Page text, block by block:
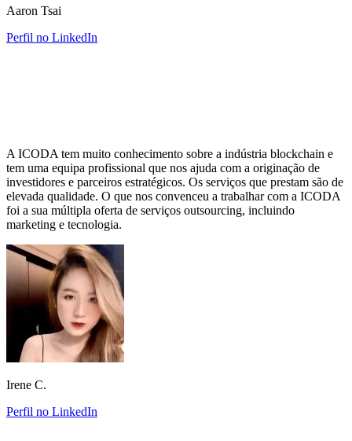
Aaron Tsai
Perfil no LinkedIn
A ICODA tem muito conhecimento sobre a indústria blockchain e
tem uma equipa profissional que nos ajuda com a originação de
investidores e parceiros estratégicos. Os serviços que prestam são de
elevada qualidade. O que nos convenceu a trabalhar com a ICODA
foi a sua múltipla oferta de serviços outsourcing, incluindo
marketing e tecnologia.
Irene C.
Perfil no LinkedIn